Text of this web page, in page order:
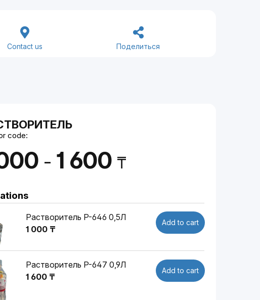
Contact us Поделиться
code:
- 1 600 ₸
Растворитель P-646 0,5Л
1 000 ₸
Add to cart
Растворитель P-647 0,9Л
1 600 ₸
Add to cart